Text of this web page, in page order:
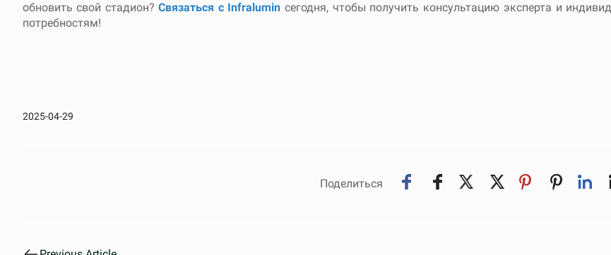
обновить свой стадион? Связаться с Infralumin сегодня, чтобы получить консультацию эксперта и
потребностям!
2025-04-29
Поделиться